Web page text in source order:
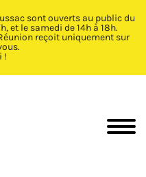
Fermer X
sont ouverts au public du
et le samedi de 14h à 18h.
reçoit uniquement sur
!